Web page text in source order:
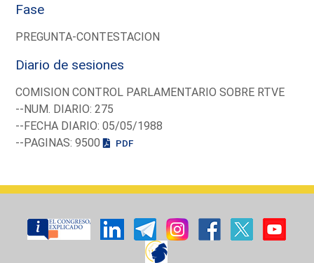
Fase
PREGUNTA-CONTESTACION
Diario de sesiones
COMISION CONTROL PARLAMENTARIO SOBRE RTVE
--NUM. DIARIO: 275
--FECHA DIARIO: 05/05/1988
--PAGINAS: 9500
PDF